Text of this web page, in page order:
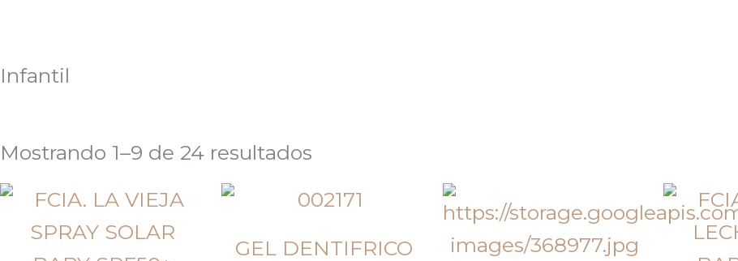
Infantil
Mostrando 1–9 de 24 resultados
GEL DENTIFRICO